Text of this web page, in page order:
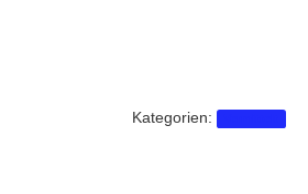
Kategorien: